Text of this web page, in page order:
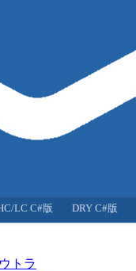
LC C#版 DRY C#版
トラ